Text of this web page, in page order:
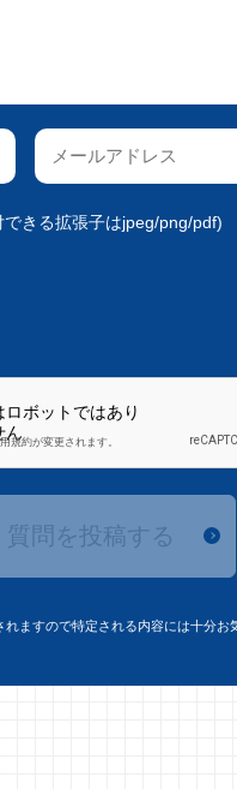
きる拡張子はjpeg/png/pdf)
質問を投稿する
ますので特定される内容には十分お